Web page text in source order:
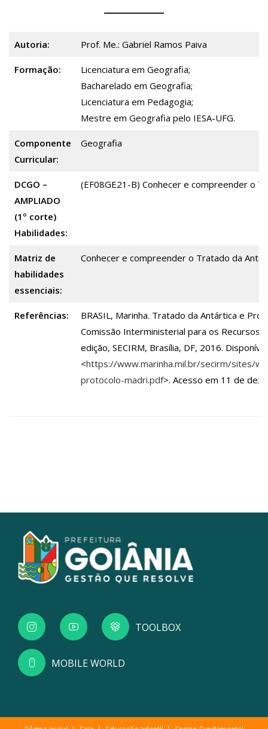
Autoria: Prof. Me.: Gabriel Ramos Paiva
Formação:
Licenciatura em Geografia;
Bacharelado em Geografia;
Licenciatura em Pedagogia;
Mestre em Geografia pelo IESA-UFG.
Componente
Curricular:
Geografia
DCGO –
AMPLIADO
(1º corte)
Habilidades:
(EF08GE21-B) Conhecer e compreender o
Matriz de
habilidades
essenciais:
Conhecer e compreender o Tratado da
Referências:
BRASIL, Marinha. Tratado da Antártica e
Comissão Interministerial para os Recursos
edição, SECIRM, Brasília, DF, 2016.
<https://www.marinha.mil.br/secirm/sites/
protocolo-madri.pdf>. Acesso em 11 de dez.
TOOLBOX
MOBILE WORLD